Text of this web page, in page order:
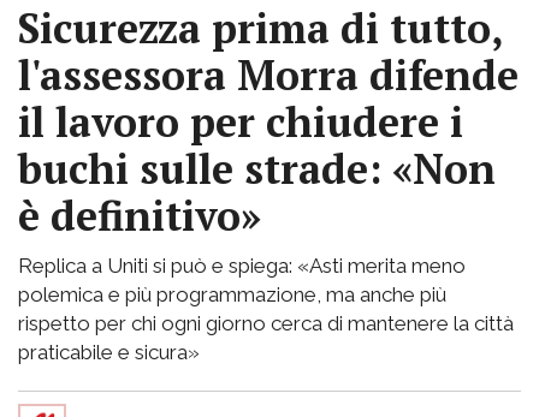
Sicurezza prima di tutto,
l'assessora Morra difende
il lavoro per chiudere i
buchi sulle strade: «Non
è definitivo»
Replica a Uniti si può e spiega: «Asti merita meno
polemica e più programmazione, ma anche più
rispetto per chi ogni giorno cerca di mantenere la città
praticabile e sicura»